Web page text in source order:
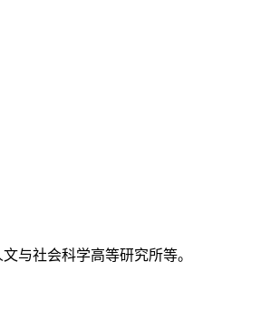
与社会科学高等研究所等。